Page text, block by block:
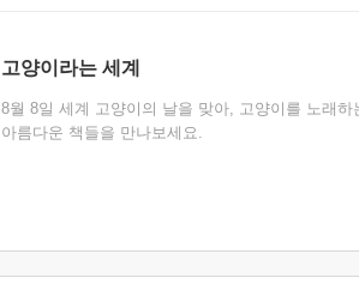
고양이라는 세계
8월 8일 세계 고양이의 날을 맞아, 고양이를 노래하
아름다운 책들을 만나보세요.